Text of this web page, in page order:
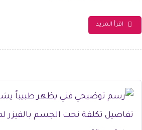
اقرأ المزيد